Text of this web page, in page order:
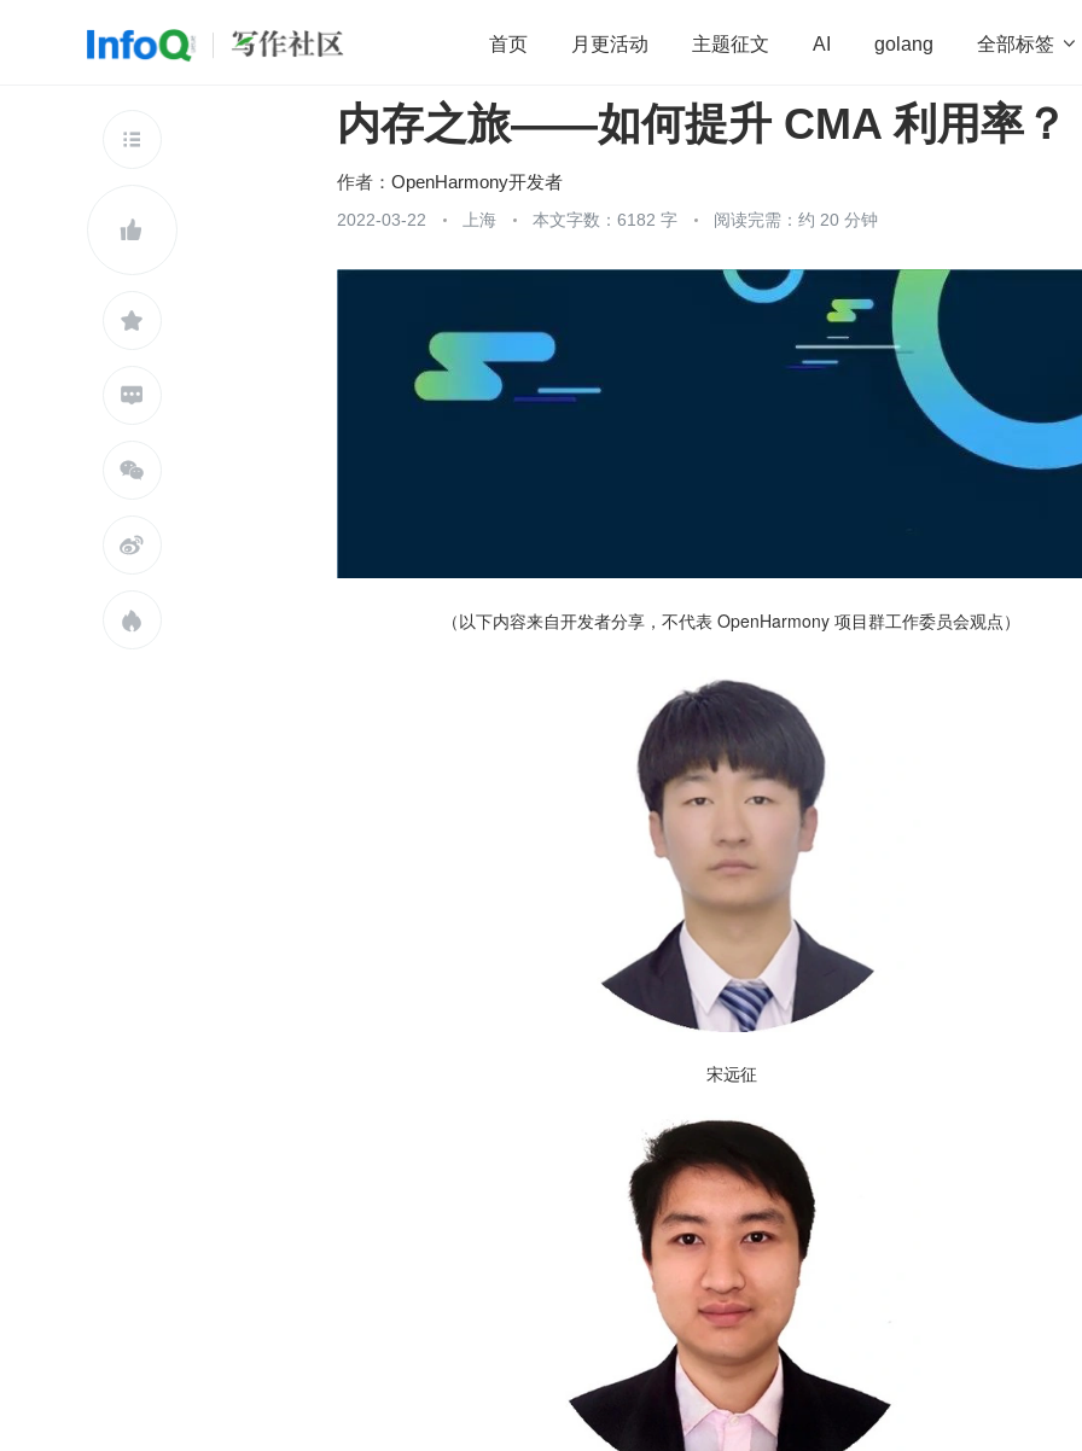
首页 月更活动 主题征文 AI golang 全部标签 
开源 架构 OpenHarmony 算法 学习方法 Web3.0 高
程序员
查看更多







内存之旅——如何提升 CMA 利用率？
作者： OpenHarmony开发者
2022-03-22 上海 本文字数：6182 字 阅读完需：约 20 分钟
（以下内容来自开发者分享，不代表 OpenHarmony 项目群工作委员会观点）
宋远征